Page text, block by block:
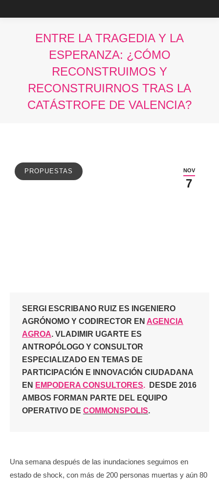
ENTRE LA TRAGEDIA Y LA
ESPERANZA: ¿CÓMO
RECONSTRUIMOS Y
RECONSTRUIRNOS TRAS LA
CATÁSTROFE DE VALENCIA?
NOV
7
PROPUESTAS
SERGI ESCRIBANO RUIZ ES INGENIERO
AGRÓNOMO Y CODIRECTOR EN AGENCIA
AGROA. VLADIMIR UGARTE ES
ANTROPÓLOGO Y CONSULTOR
ESPECIALIZADO EN TEMAS DE
PARTICIPACIÓN E INNOVACIÓN CIUDADANA
EN EMPODERA CONSULTORES.
DESDE 2016
AMBOS FORMAN PARTE DEL EQUIPO
OPERATIVO DE COMMONSPOLIS.
Una semana después de las inundaciones seguimos en
estado de shock, con más de 200 personas muertas y aún 80